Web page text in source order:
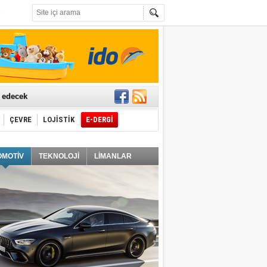
ÇEVRE LOJİSTİK E-DERGİ
TEKNOLOJİ LİMANLAR